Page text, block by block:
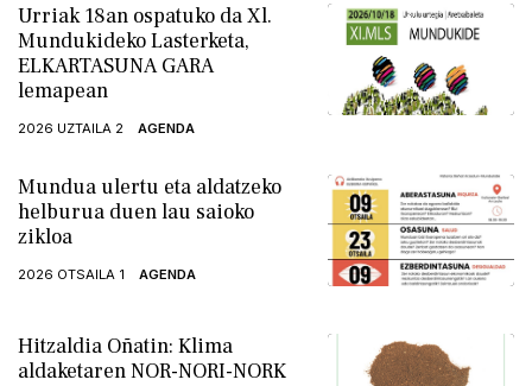
Urriak 18an ospatuko da Xl.
Mundukideko Lasterketa,
ELKARTASUNA GARA
lemapean
2026 UZTAILA 2 AGENDA
Mundua ulertu eta aldatzeko
helburua duen lau saioko
zikloa
2026 OTSAILA 1 AGENDA
Hitzaldia Oñatin: Klima
aldaketaren NOR-NORI-NORK